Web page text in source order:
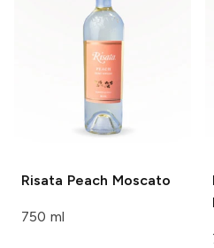
Risata Peach Moscato
750 ml